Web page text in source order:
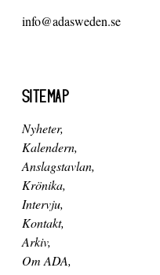
info@adasweden.se
SITEMAP
Nyheter
Kalendern
Anslagstavlan
Krönika
Intervju
Kontakt
Arkiv
Om ADA